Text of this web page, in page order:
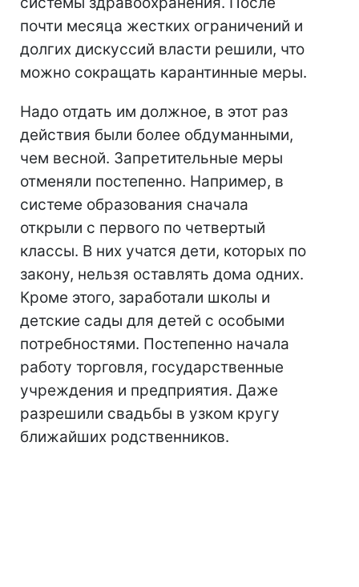
почти месяца жестких ограничений и
долгих дискуссий власти решили, что
можно сокращать карантинные меры.
Надо отдать им должное, в этот раз
действия были более обдуманными,
чем весной. Запретительные меры
отменяли постепенно. Например, в
системе образования сначала
открыли с первого по четвертый
классы. В них учатся дети, которых по
закону, нельзя оставлять дома одних.
Кроме этого, заработали школы и
детские сады для детей с особыми
потребностями. Постепенно начала
работу торговля, государственные
учреждения и предприятия. Даже
разрешили свадьбы в узком кругу
ближайших родственников.